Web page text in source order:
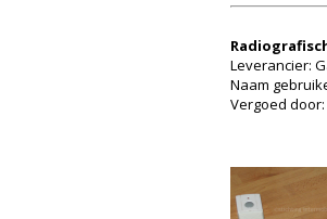
Leverancier:
Naam
Vergoed